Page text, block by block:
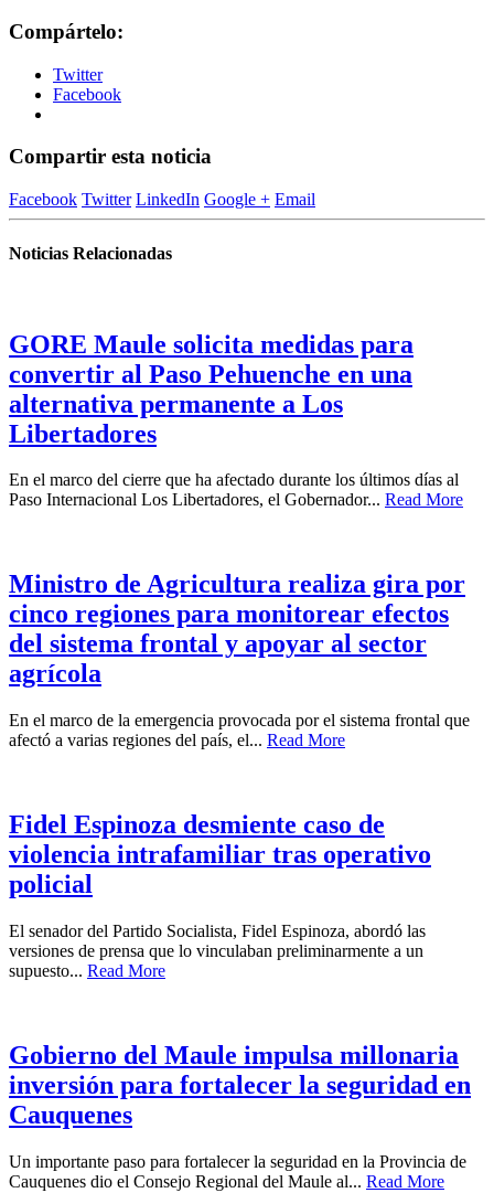
Compártelo:
Twitter
Facebook
Compartir esta noticia
Facebook Twitter LinkedIn Google + Email
Noticias Relacionadas
GORE Maule solicita medidas para
convertir al Paso Pehuenche en una
alternativa permanente a Los
Libertadores
En el marco del cierre que ha afectado durante los últimos días al
Paso Internacional Los Libertadores, el Gobernador... Read More
Ministro de Agricultura realiza gira por
cinco regiones para monitorear efectos
del sistema frontal y apoyar al sector
agrícola
En el marco de la emergencia provocada por el sistema frontal que
afectó a varias regiones del país, el... Read More
Fidel Espinoza desmiente caso de
violencia intrafamiliar tras operativo
policial
El senador del Partido Socialista, Fidel Espinoza, abordó las
versiones de prensa que lo vinculaban preliminarmente a un
supuesto... Read More
Gobierno del Maule impulsa millonaria
inversión para fortalecer la seguridad en
Cauquenes
Un importante paso para fortalecer la seguridad en la Provincia de
Cauquenes dio el Consejo Regional del Maule al... Read More